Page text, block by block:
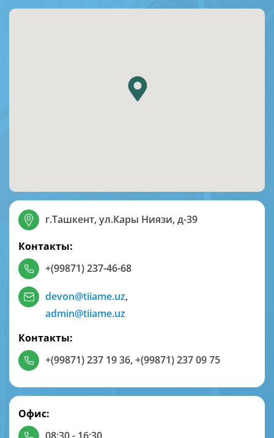
г.Ташкент, ул.Кары Ниязи, д-39
Контакты:
+(99871) 237-46-68
devon@tiiame.uz,
admin@tiiame.uz
Контакты:
+(99871) 237 19 36,+(99871) 237 09 75
Офис: